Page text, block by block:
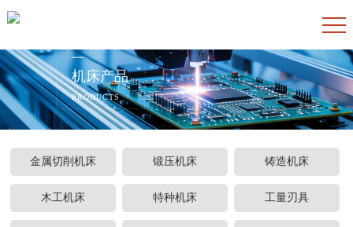
机床产品
PRODUCTS
金属切削机床 锻压机床 铸造机床
木工机床 特种机床 工量刃具